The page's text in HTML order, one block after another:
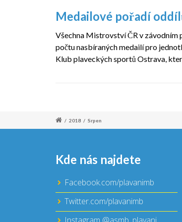
Medailové pořadí
Všechna Mistrovství ČR v závodním
počtu nasbíraných medailí pro
Klub plaveckých sportů Ostrava,
/ 2018 / Srpen
Kde nás najdete
Facebook.com/plavanimb
Twitter.com/plavanimb